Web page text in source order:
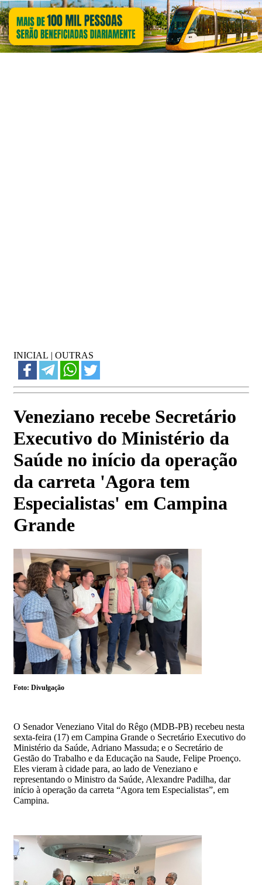
INICIAL | OUTRAS
Veneziano recebe Secretário
Executivo do Ministério da
Saúde no início da operação
da carreta 'Agora tem
Especialistas' em Campina
Grande
Foto: Divulgação
O Senador Veneziano Vital do Rêgo (MDB-PB) recebeu nesta
sexta-feira (17) em Campina Grande o Secretário Executivo do
Ministério da Saúde, Adriano Massuda; e o Secretário de
Gestão do Trabalho e da Educação na Saude, Felipe Proenço.
Eles vieram à cidade para, ao lado de Veneziano e
representando o Ministro da Saúde, Alexandre Padilha, dar
início à operação da carreta “Agora tem Especialistas”, em
Campina.